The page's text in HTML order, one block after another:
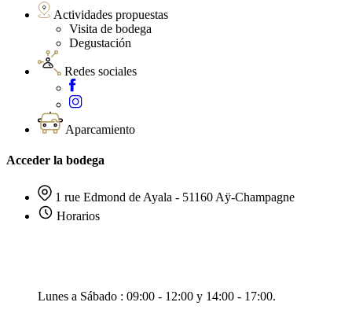
Actividades propuestas
Visita de bodega
Degustación
Redes sociales
Aparcamiento
Acceder la bodega
1 rue Edmond de Ayala - 51160 Aÿ-Champagne
Horarios
Lunes a Sábado : 09:00 - 12:00 y 14:00 - 17:00.